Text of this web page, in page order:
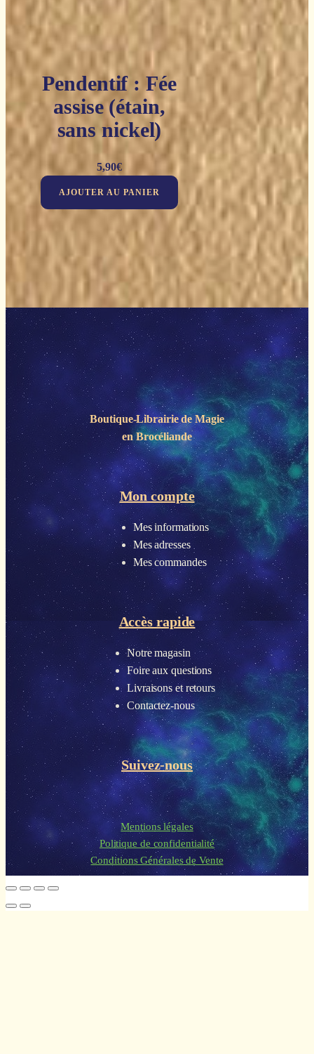
Pendentif : Fée
assise (étain,
sans nickel)
5,90€
AJOUTER AU PANIER
Boutique-Librairie deMagie
en Brocéliande
Mon compte
Mes informations
Mes adresses
Mes commandes
Accès rapide
Notre magasin
Foire aux questions
Livraisons et retours
Contactez-nous
Suivez-nous
Mentions légales
Politique de confidentialité
Conditions Générales de Vente